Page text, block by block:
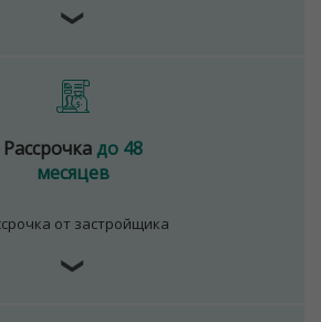
❯
Рассрочкадо 48
месяцев
от застройщика
❯